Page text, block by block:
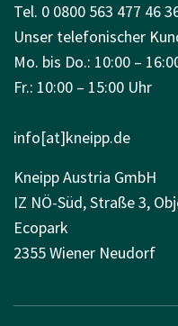
Tel. 0 0800 563 477 46
Unser telefonischer
Mo. bis Do.: 10:00 –
Fr.: 10:00 – 15:00 Uhr
info[at]kneipp.de
Kneipp Austria GmbH
IZ NÖ-Süd, Straße 3,
Ecopark
2355 Wiener Neudorf